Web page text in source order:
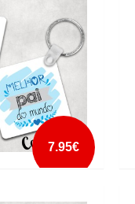
add à lista
7.95€